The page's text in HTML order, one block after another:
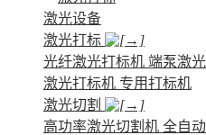
激光设备
激光打标
光纤激光打标机 端泵激
激光打标机 专用打标机
激光切割
高功率激光切割机 全自